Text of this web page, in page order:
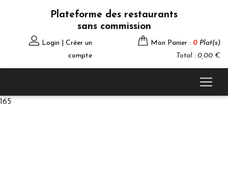
Plateforme des restaurants
sans commission
Login | Créer un
compte
Mon Panier : 0 Plat(s)
Total : 0,00 €
165